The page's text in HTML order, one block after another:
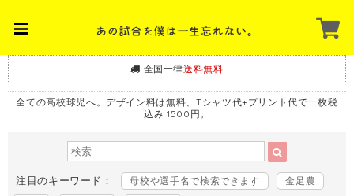
全国一律送料無料
全ての高校球児へ。デザイン料は無料、Tシャツ代+プリント代で一枚税
込み 1500円。
注目のキーワード： 母校や選手名で検索できます
金足農